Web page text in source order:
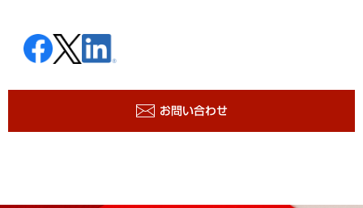
お問い合わせ